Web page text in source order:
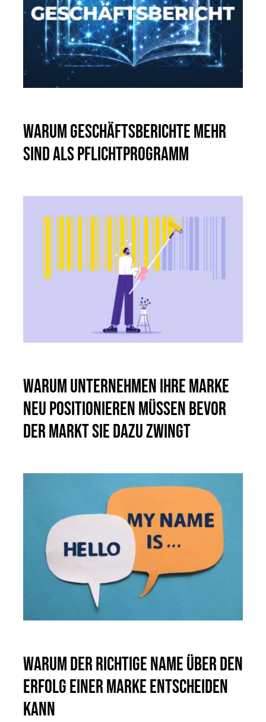
Warum Geschäftsberichte mehr
sind als Pflichtprogramm
Warum Unternehmen ihre Marke
neu positionieren müssen bevor
der Markt sie dazu zwingt
Warum der richtige Name über den
Erfolg einer Marke entscheiden
kann